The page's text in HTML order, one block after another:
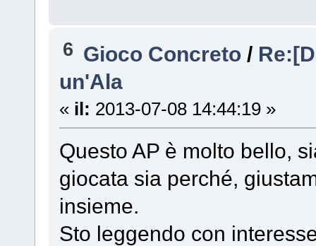
6 Gioco Concreto /
un'Ala
« il: 2013-07-08 14:44:19 »
Questo AP è molto bello,
giocata sia perché,
insieme.
Sto leggendo con